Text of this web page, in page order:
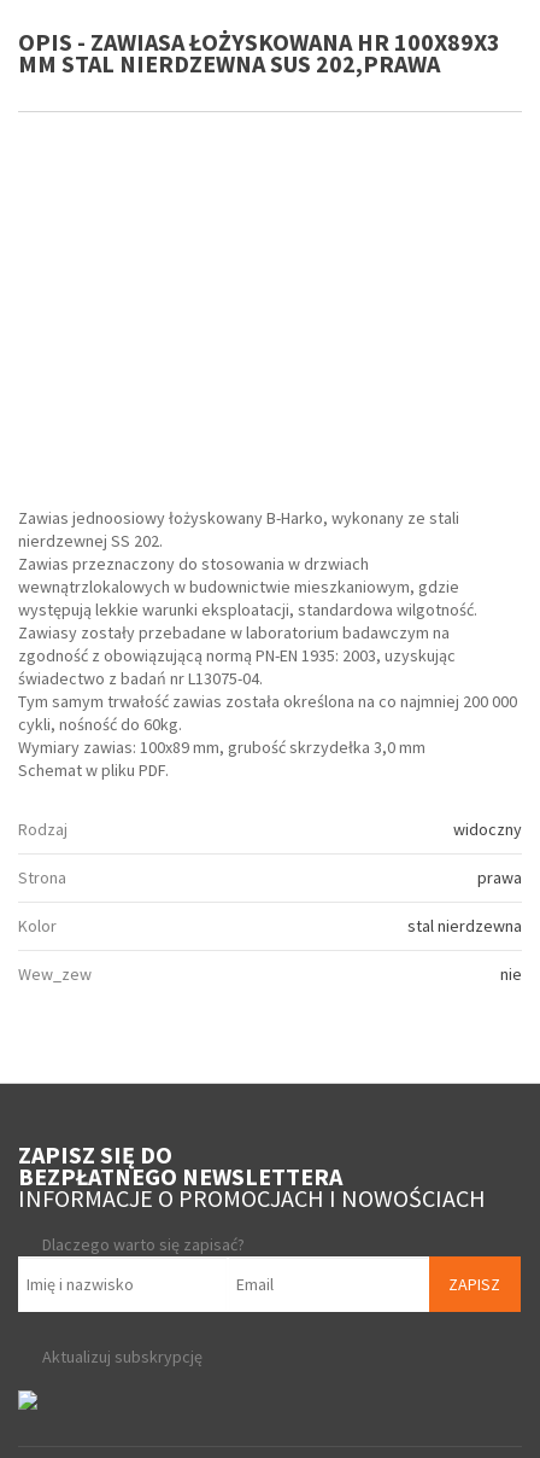
OPIS - ZAWIASA ŁOŻYSKOWANA HR 100X89X3
MM STAL NIERDZEWNA SUS 202,PRAWA
Zawias jednoosiowy łożyskowany B-Harko, wykonany ze stali
nierdzewnej SS 202.
Zawias przeznaczony do stosowania w drzwiach
wewnątrzlokalowych w budownictwie mieszkaniowym, gdzie
występują lekkie warunki eksploatacji, standardowa wilgotność.
Zawiasy zostały przebadane w laboratorium badawczym na
zgodność z obowiązującą normą PN-EN 1935: 2003, uzyskując
świadectwo z badań nr L13075-04.
Tym samym trwałość zawias została określona na co najmniej 200 000
cykli, nośność do 60kg.
Wymiary zawias: 100x89 mm, grubość skrzydełka 3,0 mm
Schemat w pliku PDF.
Rodzaj widoczny
Strona prawa
Kolor stal nierdzewna
Wew_zew nie
ZAPISZ SIĘ DO
BEZPŁATNEGO NEWSLETTERA
INFORMACJE O PROMOCJACH I NOWOŚCIACH
Dlaczego warto się zapisać?
ZAPISZ
Aktualizuj subskrypcję